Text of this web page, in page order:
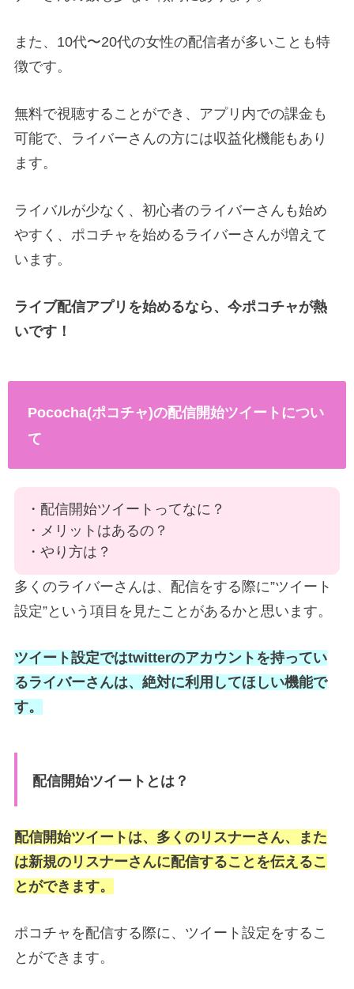
また、10代〜20代の女性の配信者が多いことも特
徴です。
無料で視聴することができ、アプリ内での課金も
可能で、ライバーさんの方には収益化機能もあり
ます。
ライバルが少なく、初心者のライバーさんも始め
やすく、ポコチャを始めるライバーさんが増えて
います。
ライブ配信アプリを始めるなら、今ポコチャが熱
いです！
Pococha(ポコチャ)の配信開始ツイートについ
て
・配信開始ツイートってなに？
・メリットはあるの？
・やり方は？
多くのライバーさんは、配信をする際に”ツイート
設定”という項目を見たことがあるかと思います。
ツイート設定ではtwitterのアカウントを持ってい
るライバーさんは、絶対に利用してほしい機能で
す。
配信開始ツイートとは？
配信開始ツイートは、多くのリスナーさん、また
は新規のリスナーさんに配信することを伝えるこ
とができます。
ポコチャを配信する際に、ツイート設定をするこ
とができます。